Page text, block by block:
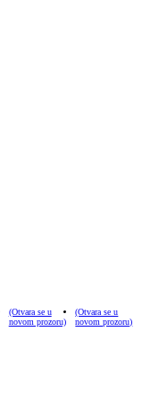
(Otvara se u
novom prozoru)
(Otvara se u
novom prozoru)